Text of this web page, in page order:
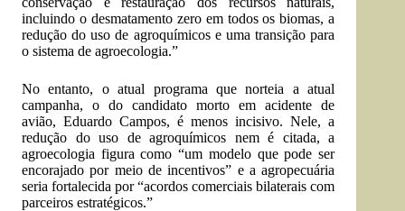
incluindo o desmatamento zero em todos os biomas, a
redução do uso de agroquímicos e uma transição para
o sistema de agroecologia.”
No entanto, o atual programa que norteia a atual
campanha, o do candidato morto em acidente de
avião, Eduardo Campos, é menos incisivo. Nele, a
redução do uso de agroquímicos nem é citada, a
agroecologia figura como “um modelo que pode ser
encorajado por meio de incentivos” e a agropecuária
seria fortalecida por “acordos comerciais bilaterais com
parceiros estratégicos.”